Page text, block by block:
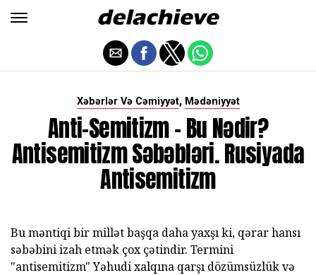
Xəbərlər Və Cəmiyyət, Mədəniyyət
Anti-Semitizm - Bu Nədir?
Antisemitizm Səbəbləri. Rusiyada
Antisemitizm
Bu məntiqi bir millət başqa daha yaxşı ki, qərar hansı
səbəbini izah etmək çox çətindir. Termini
"antisemitizm" Yəhudi xalqına qarşı dözümsüzlük və